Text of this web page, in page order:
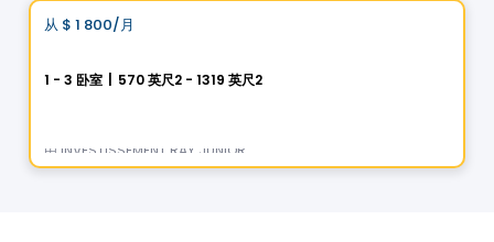
从 $ 1 800/月
1 - 3 卧室 570 英尺2 - 1319 英尺2
由 INVESTISSEMENT RAY JUNIOR